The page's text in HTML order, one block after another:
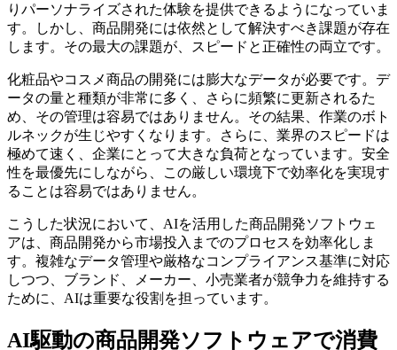
りパーソナライズされた体験を提供できるようになっていま
す。しかし、商品開発には依然として解決すべき課題が存在
します。その最大の課題が、スピードと正確性の両立です。
化粧品やコスメ商品の開発には膨大なデータが必要です。デ
ータの量と種類が非常に多く、さらに頻繁に更新されるた
め、その管理は容易ではありません。その結果、作業のボト
ルネックが生じやすくなります。さらに、業界のスピードは
極めて速く、企業にとって大きな負荷となっています。安全
性を最優先にしながら、この厳しい環境下で効率化を実現す
ることは容易ではありません。
こうした状況において、AIを活用した商品開発ソフトウェ
アは、商品開発から市場投入までのプロセスを効率化しま
す。複雑なデータ管理や厳格なコンプライアンス基準に対応
しつつ、ブランド、メーカー、小売業者が競争力を維持する
ために、AIは重要な役割を担っています。
AI駆動の商品開発ソフトウェアで消費